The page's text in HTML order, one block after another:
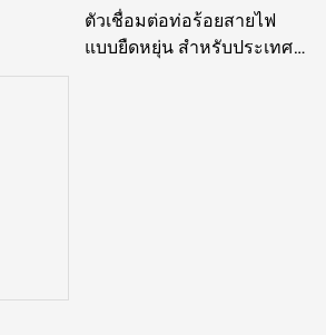
ตัวเชื่อมต่อท่อร้อยสายไฟ
แบบยืดหยุ่น สำหรับประเทศ